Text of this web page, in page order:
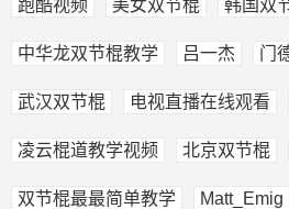
跑酷视频 美女双节棍 韩国双
中华龙双节棍教学 吕一杰 门
武汉双节棍 电视直播在线观看
凌云棍道教学视频 北京双节棍
双节棍最最简单教学 Matt_Emig